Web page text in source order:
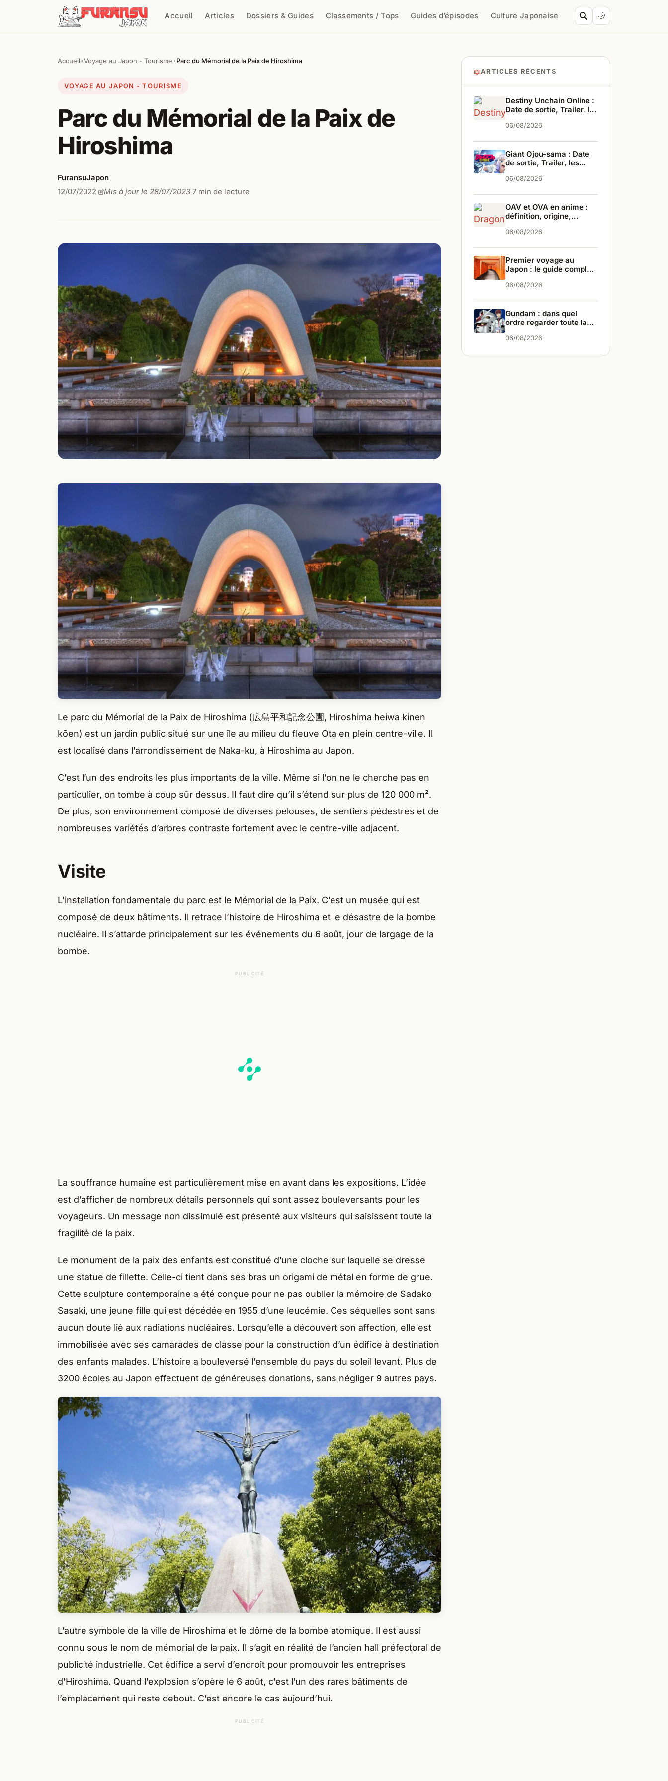
Aller au contenu
Accueil Articles Dossiers & Guides Classements / Tops Guides d’épisodes Culture Japonaise 🌙
Chercher
Accueil ›Voyage au Japon - Tourisme › Parc du Mémorial de la Paix de Hiroshima
VOYAGE AU JAPON - TOURISME
Parc du Mémorial de la Paix de
Hiroshima
FuransuJapon
12/07/2022· Mis à jour le 28/07/2023·7 min de lecture
Le parc du Mémorial de la Paix de Hiroshima (広島平和記念公園, Hiroshima heiwa kinen
kōen) est un jardin public situé sur une île au milieu du fleuve Ota en plein centre-ville. Il
est localisé dans l’arrondissement de Naka-ku, à Hiroshima au Japon.
C’est l’un des endroits les plus importants de la ville. Même si l’on ne le cherche pas en
particulier, on tombe à coup sûr dessus. Il faut dire qu’il s’étend sur plus de 120 000 m².
De plus, son environnement composé de diverses pelouses, de sentiers pédestres et de
nombreuses variétés d’arbres contraste fortement avec le centre-ville adjacent.
Visite
L’installation fondamentale du parc est le Mémorial de la Paix. C’est un musée qui est
composé de deux bâtiments. Il retrace l’histoire de Hiroshima et le désastre de la bombe
nucléaire. Il s’attarde principalement sur les événements du 6 août, jour de largage de la
bombe.
PUBLICITÉ
La souffrance humaine est particulièrement mise en avant dans les expositions. L’idée
est d’afficher de nombreux détails personnels qui sont assez bouleversants pour les
voyageurs. Un message non dissimulé est présenté aux visiteurs qui saisissent toute la
fragilité de la paix.
Le monument de la paix des enfants est constitué d’une cloche sur laquelle se dresse
une statue de fillette. Celle-ci tient dans ses bras un origami de métal en forme de grue.
Cette sculpture contemporaine a été conçue pour ne pas oublier la mémoire de Sadako
Sasaki, une jeune fille qui est décédée en 1955 d’une leucémie. Ces séquelles sont sans
aucun doute lié aux radiations nucléaires. Lorsqu’elle a découvert son affection, elle est
immobilisée avec ses camarades de classe pour la construction d’un édifice à destination
des enfants malades. L’histoire a bouleversé l’ensemble du pays du soleil levant. Plus de
3200 écoles au Japon effectuent de généreuses donations, sans négliger 9 autres pays.
L’autre symbole de la ville de Hiroshima et le dôme de la bombe atomique. Il est aussi
connu sous le nom de mémorial de la paix. Il s’agit en réalité de l’ancien hall préfectoral de
publicité industrielle. Cet édifice a servi d’endroit pour promouvoir les entreprises
d’Hiroshima. Quand l’explosion s’opère le 6 août, c’est l’un des rares bâtiments de
l’emplacement qui reste debout. C’est encore le cas aujourd’hui.
PUBLICITÉ
📖ARTICLES RÉCENTS
Destiny Unchain Online :
Date de sortie, Trailer, les
06/08/2026
Giant Ojou-sama : Date
de sortie, Trailer, les
06/08/2026
OAV et OVA en anime :
définition, origine,
06/08/2026
Premier voyage au
Japon : le guide complet
06/08/2026
Gundam : dans quel
ordre regarder toute la
06/08/2026